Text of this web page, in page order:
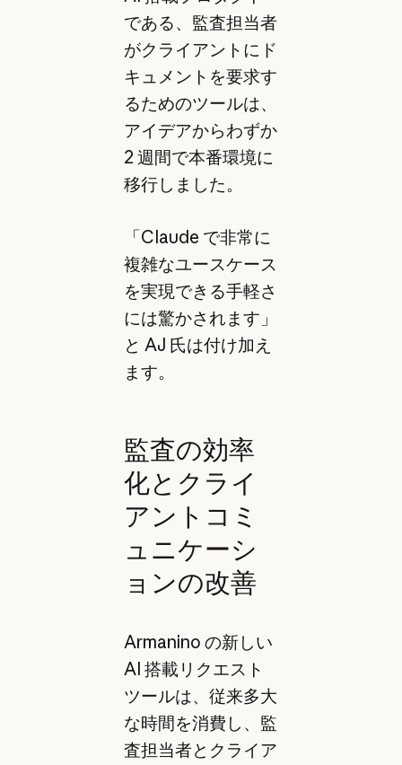
である、監査担当者
がクライアントにド
キュメントを要求す
るためのツールは、
アイデアからわずか
2 週間で本番環境に
移行しました。
「Claude で非常に
複雑なユースケース
を実現できる手軽さ
には驚かされます」
と AJ 氏は付け加え
ます。
監査の効率
化とクライ
アントコミ
ュニケーシ
ョンの改善
Armanino の新しい
AI 搭載リクエスト
ツールは、従来多大
な時間を消費し、監
査担当者とクライア